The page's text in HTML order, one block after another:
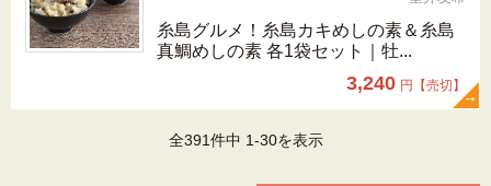
糸島グルメ！糸島カキめしの素＆糸島
真鯛めしの素 各1袋セット｜牡...
3,240 円【売切】
全391件中 1-30を表示